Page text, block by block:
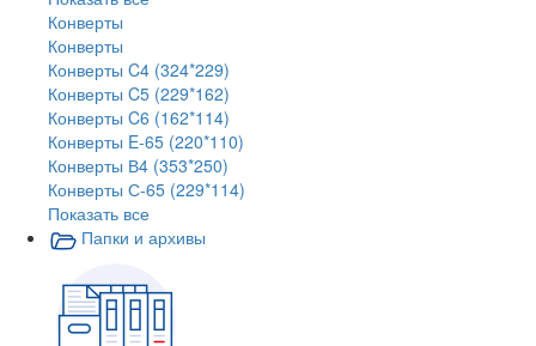
Конверты
Конверты
Конверты C4 (324*229)
Конверты C5 (229*162)
Конверты C6 (162*114)
Конверты E-65 (220*110)
Конверты В4 (353*250)
Конверты С-65 (229*114)
Показать все
Папки и архивы